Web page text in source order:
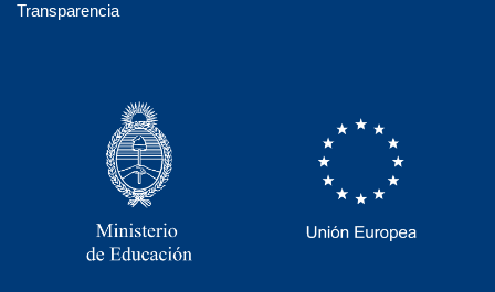
Transparencia